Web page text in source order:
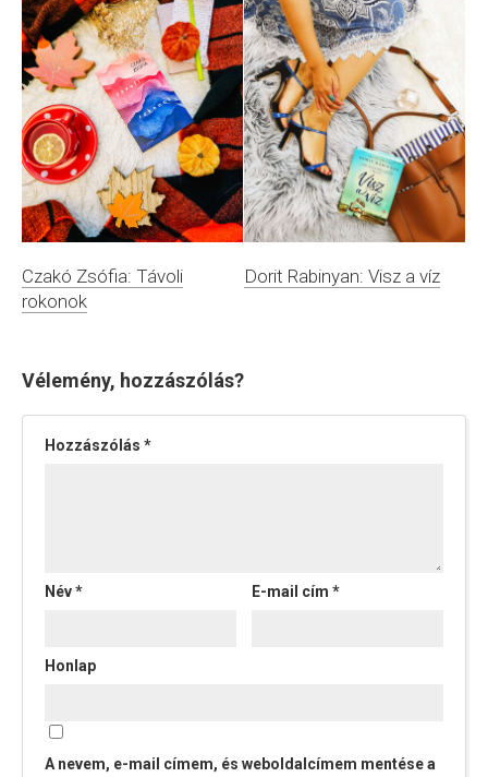
Czakó Zsófia: Távoli
rokonok
Dorit Rabinyan: Visz a víz
Vélemény, hozzászólás?
Hozzászólás *
Név* E-mail cím*
Honlap
A nevem, e-mail címem, és weboldalcímem mentése a